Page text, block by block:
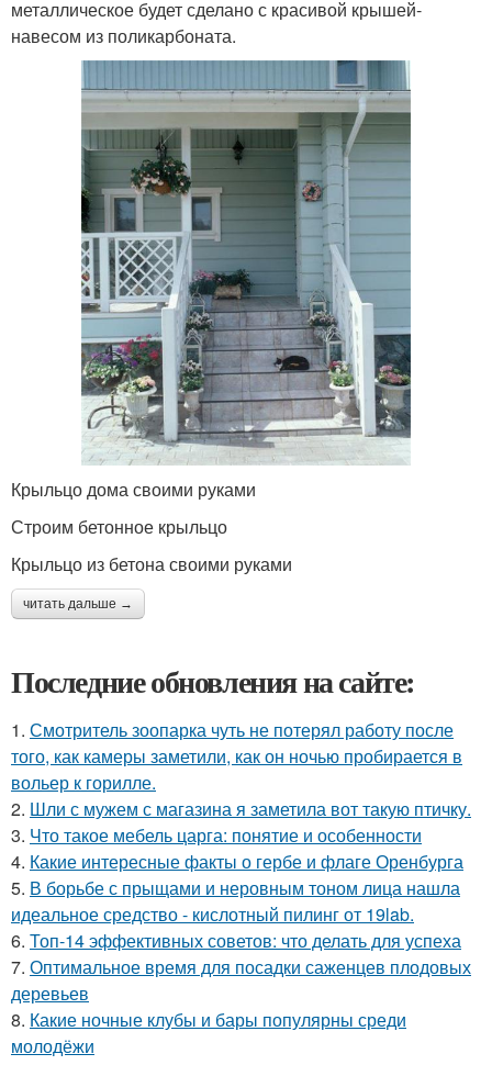
металлическое будет сделано с красивой крышей-
навесом из поликарбоната.
Крыльцо дома своими руками
Строим бетонное крыльцо
Крыльцо из бетона своими руками
читать дальше →
Последние обновления на сайте:
1. Смотритель зоопарка чуть не потерял работу после
того, как камеры заметили, как он ночью пробирается в
вольер к горилле.
2. Шли с мужем с магазина я заметила вот такую птичку.
3. Что такое мебель царга: понятие и особенности
4. Какие интересные факты о гербе и флаге Оренбурга
5. В борьбе с прыщами и неровным тоном лица нашла
идеальное средство - кислотный пилинг от 19lab.
6. Топ-14 эффективных советов: что делать для успеха
7. Оптимальное время для посадки саженцев плодовых
деревьев
8. Какие ночные клубы и бары популярны среди
молодёжи